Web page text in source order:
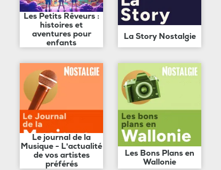
Les Petits Rêveurs :
histoires et
aventures pour
enfants
La Story Nostalgie
Le journal de la
Musique - L'actualité
de vos artistes
préférés
Les Bons Plans en
Wallonie